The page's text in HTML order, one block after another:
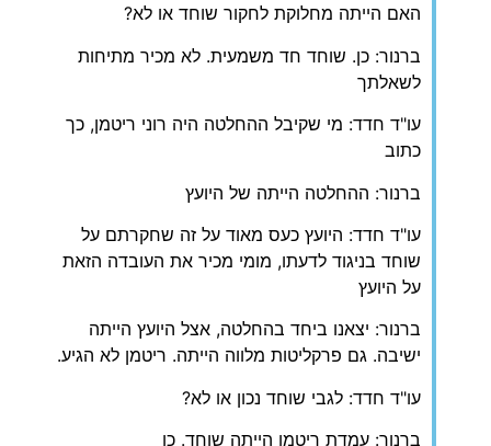
האם הייתה מחלוקת לחקור שוחד או לא?
ברנור: כן. שוחד חד משמעית. לא מכיר מתיחות
לשאלתך
עו"ד חדד: מי שקיבל ההחלטה היה רוני ריטמן, כך
כתוב
ברנור: ההחלטה הייתה של היועץ
עו"ד חדד: היועץ כעס מאוד על זה שחקרתם על
שוחד בניגוד לדעתו, מומי מכיר את העובדה הזאת
על היועץ
ברנור: יצאנו ביחד בהחלטה, אצל היועץ הייתה
ישיבה. גם פרקליטות מלווה הייתה. ריטמן לא הגיע.
עו"ד חדד: לגבי שוחד נכון או לא?
ברנור: עמדת ריטמן הייתה שוחד. כן